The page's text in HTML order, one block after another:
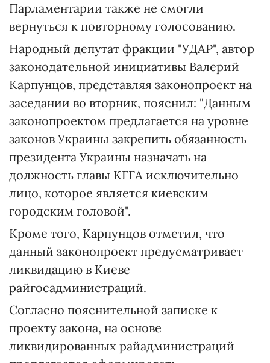
Парламентарии также не смогли
вернуться к повторному голосованию.
Народный депутат фракции "УДАР", автор
законодательной инициативы Валерий
Карпунцов, представляя законопроект на
заседании во вторник, пояснил: "Данным
законопроектом предлагается на уровне
законов Украины закрепить обязанность
президента Украины назначать на
должность главы КГГА исключительно
лицо, которое является киевским
городским головой".
Кроме того, Карпунцов отметил, что
данный законопроект предусматривает
ликвидацию в Киеве
райгосадминистраций.
Согласно пояснительной записке к
проекту закона, на основе
ликвидированных райадминистраций